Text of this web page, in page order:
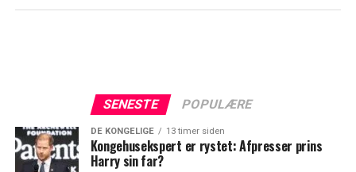
SENESTE POPULÆRE
DE KONGELIGE 13 timer siden
Kongehusekspert er rystet: Afpresser prins
Harry sin far?